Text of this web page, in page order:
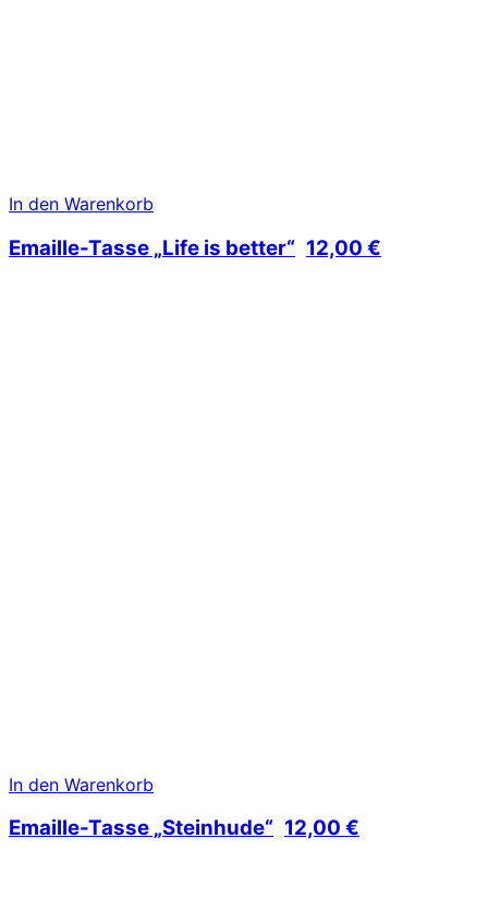
In den Warenkorb
Emaille-Tasse „Life is better“ 12,00 €
In den Warenkorb
Emaille-Tasse „Steinhude“ 12,00 €